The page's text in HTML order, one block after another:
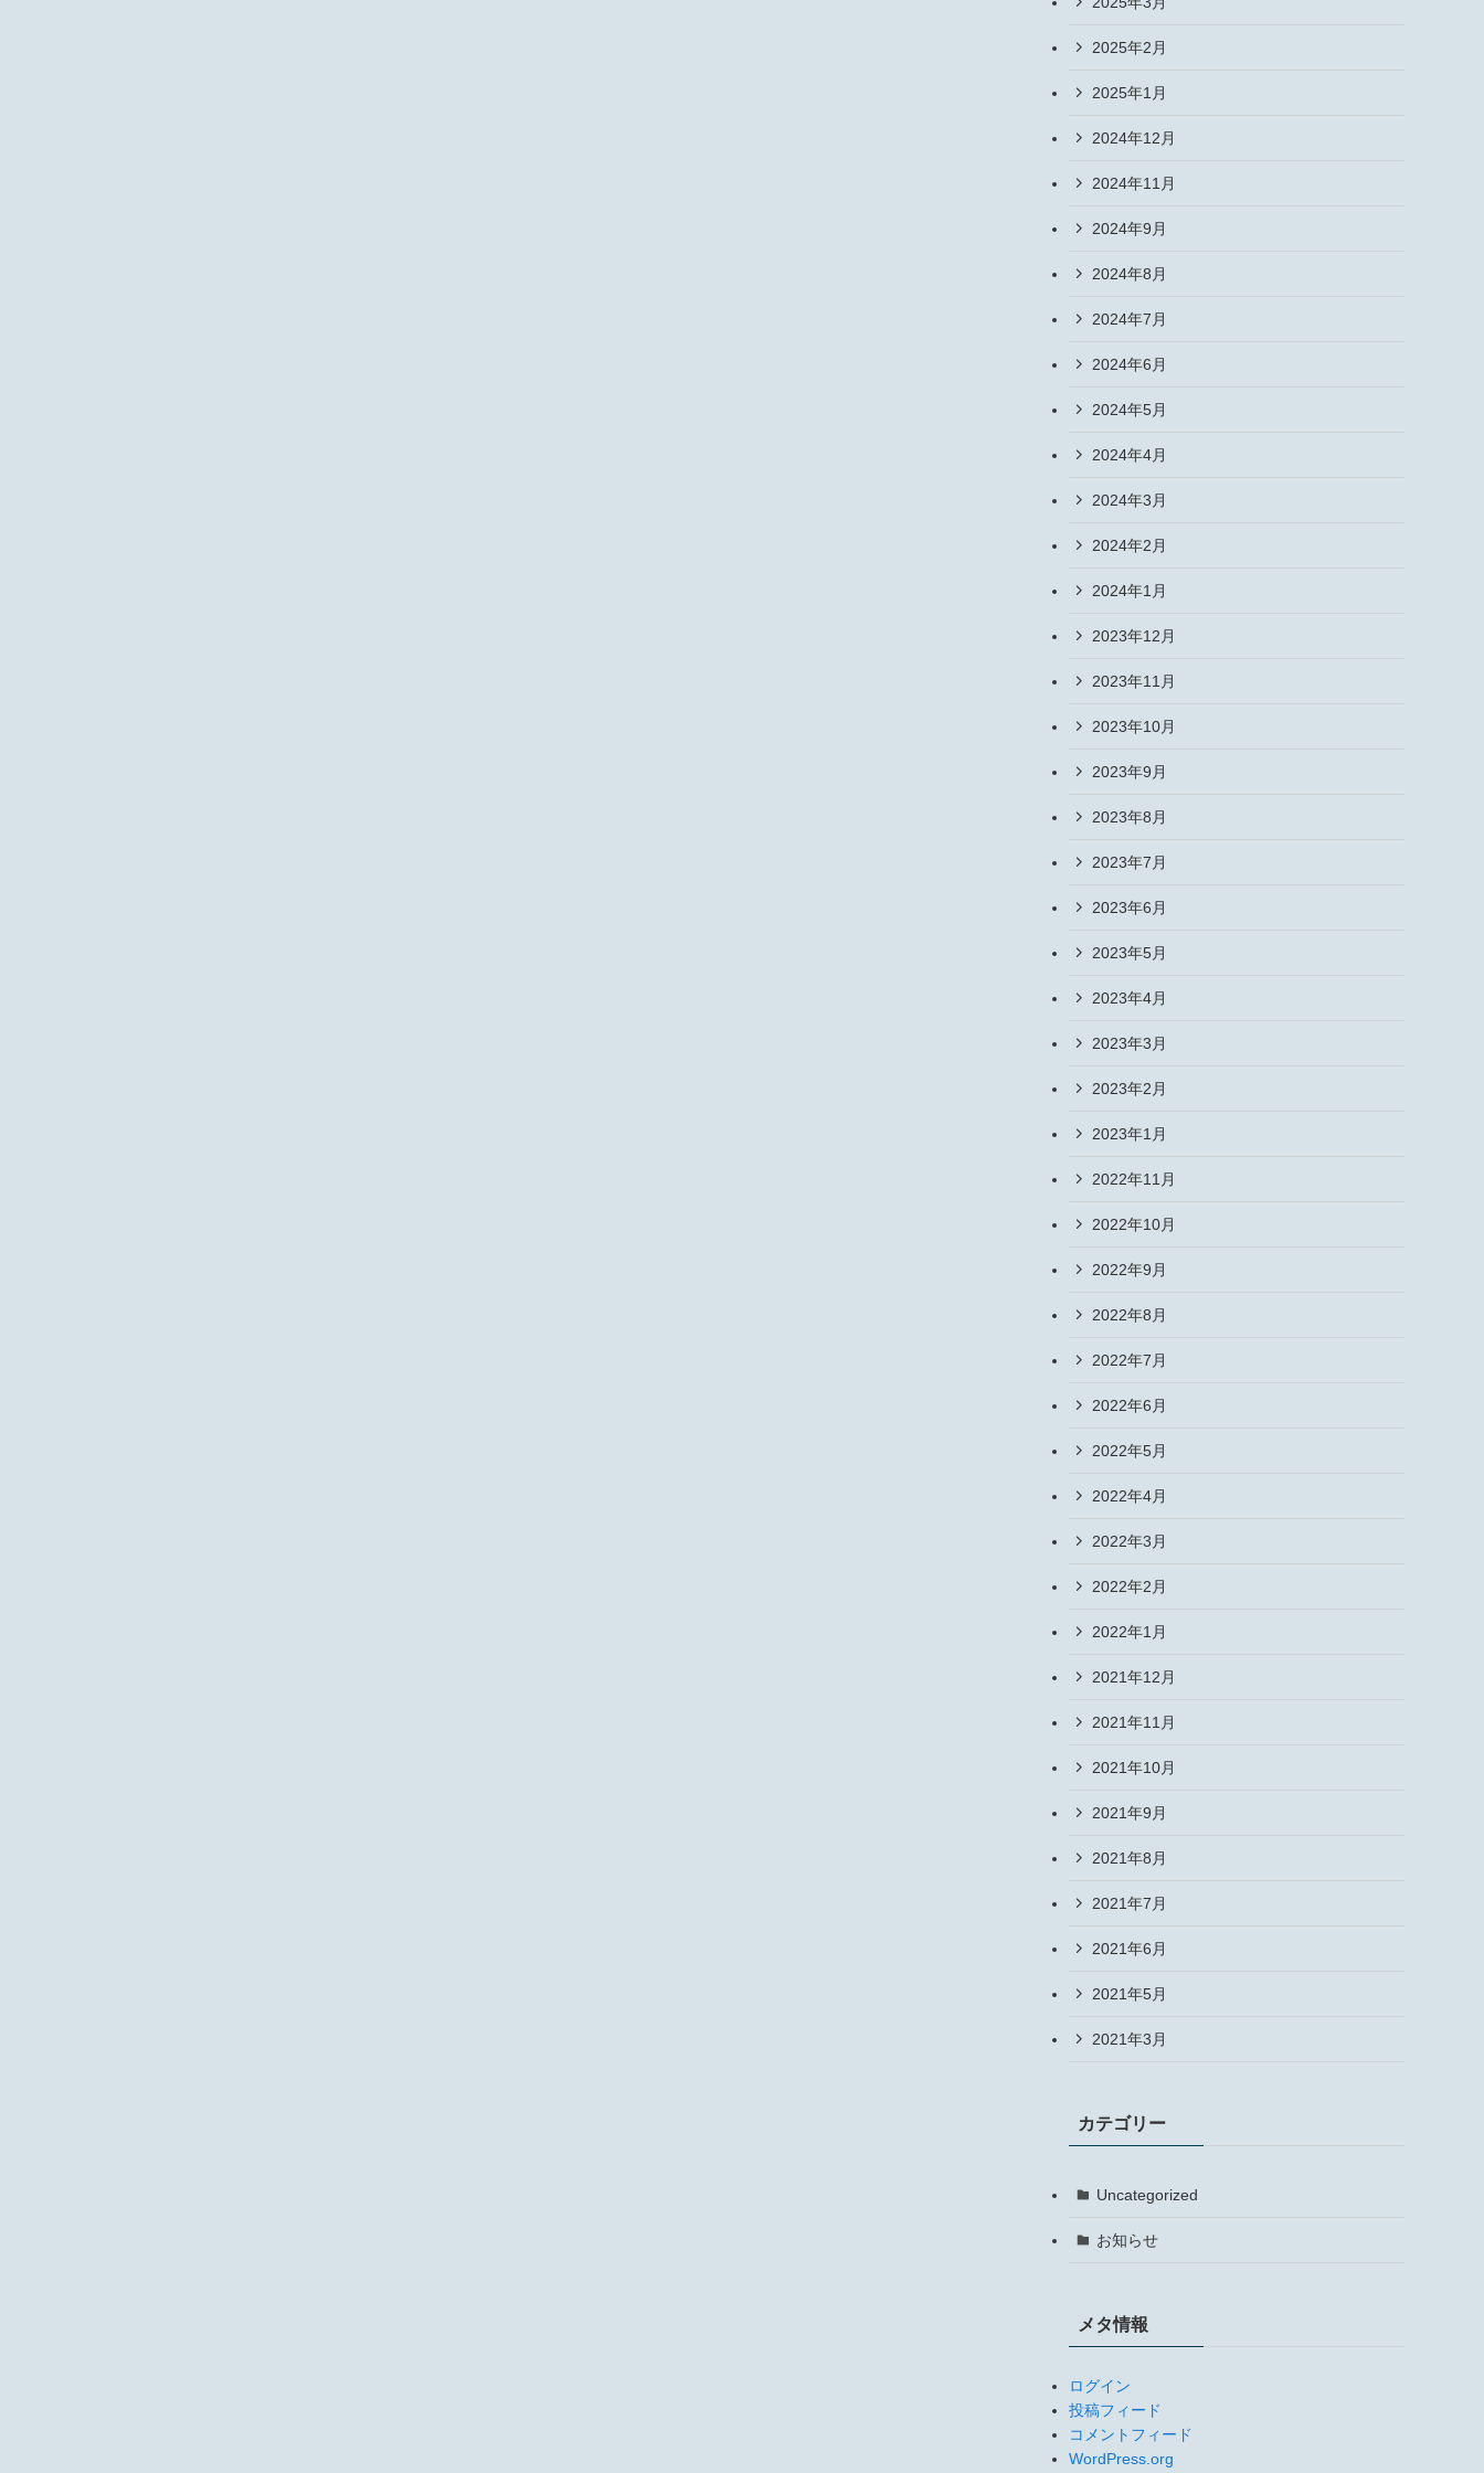
2025年2月
2025年1月
2024年12月
2024年11月
2024年9月
2024年8月
2024年7月
2024年6月
2024年5月
2024年4月
2024年3月
2024年2月
2024年1月
2023年12月
2023年11月
2023年10月
2023年9月
2023年8月
2023年7月
2023年6月
2023年5月
2023年4月
2023年3月
2023年2月
2023年1月
2022年11月
2022年10月
2022年9月
2022年8月
2022年7月
2022年6月
2022年5月
2022年4月
2022年3月
2022年2月
2022年1月
2021年12月
2021年11月
2021年10月
2021年9月
2021年8月
2021年7月
2021年6月
2021年5月
2021年3月
カテゴリー
Uncategorized
お知らせ
メタ情報
ログイン
投稿フィード
コメントフィード
WordPress.org